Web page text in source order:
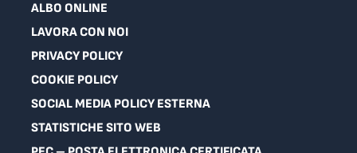
ALBO ONLINE
LAVORA CON NOI
PRIVACY POLICY
COOKIE POLICY
SOCIAL MEDIA POLICY ESTERNA
STATISTICHE SITO WEB